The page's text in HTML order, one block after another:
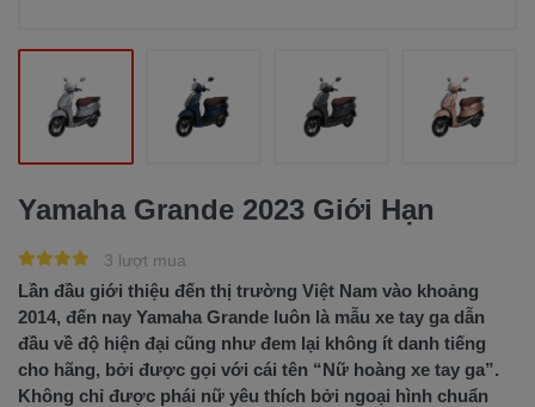
Yamaha Grande 2023 Giới Hạn
3 lượt mua
Lần đầu giới thiệu đến thị trường Việt Nam vào khoảng
2014, đến nay Yamaha Grande luôn là mẫu xe tay ga dẫn
đầu về độ hiện đại cũng như đem lại không ít danh tiếng
cho hãng, bởi được gọi với cái tên “Nữ hoàng xe tay ga”.
Không chỉ được phái nữ yêu thích bởi ngoại hình chuẩn